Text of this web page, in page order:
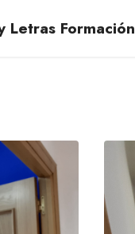
Letras Formación